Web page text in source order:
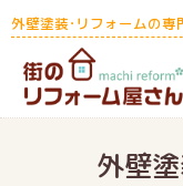
Skip
to
content
外壁塗装･リフォームの専
外壁